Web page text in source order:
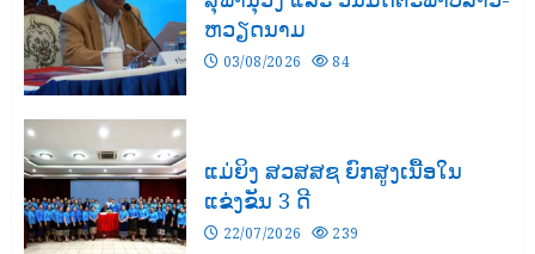
ຫວຽດນາມ
03/08/2026 84
ແມ່ຍິງ ສວສສຊ ຍົກສູງເນື້ອໃນ
ແຂ່ງຂັນ 3 ດີ
22/07/2026 239